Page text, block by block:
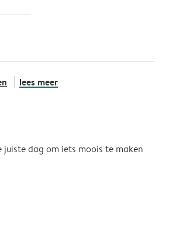
lees meer
dag om iets moois te maken